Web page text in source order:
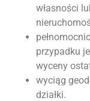
własności
przypadku
wyceny
wyciąg
działki.